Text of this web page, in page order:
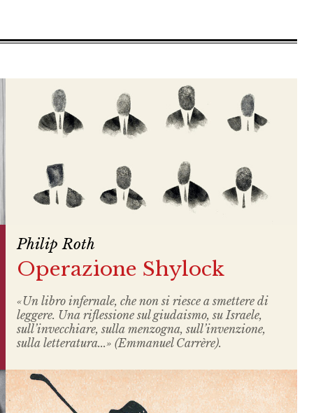
Philip Roth
Operazione Shylock
«Un libro infernale, che non si riesce a smettere di
leggere. Una riflessione sul giudaismo, su Israele,
sull’invecchiare, sulla menzogna, sull’invenzione,
sulla letteratura...» (Emmanuel Carrère).